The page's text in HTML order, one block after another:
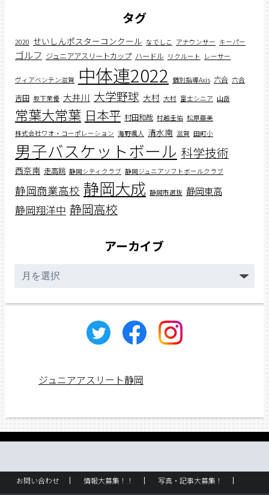
タグ
2020 せいしんポスターコンクール なでしこ アナウンサー キーパー
ゴルフ ジュニアアスリートカップ ハードル リクルート レーサー
ヴィアベンテン滋賀 中体連2022 個別指導Axis 六合 六合
吉田 坂下茉優 大井川 大学野球 大村 大村 富士シニア 山岳
常葉大常葉 日本平 村田和哉 村越圭佑 松原亜美
株式会社ワオ・コーポレーション 海野颯人 清水南 滋賀 田町小
男子バスケットボール 科学技術
西奈南 走高跳 静岡シティクラブ 静岡ジュニアソフトボールクラブ
静岡商業高校 静岡大成 静岡市選抜 静岡東高
静岡翔洋中 静岡高校
アーカイブ
ー
ジュニアアスリート静岡
お問い合わせ 情報大募集！！
写真・記事大募集！